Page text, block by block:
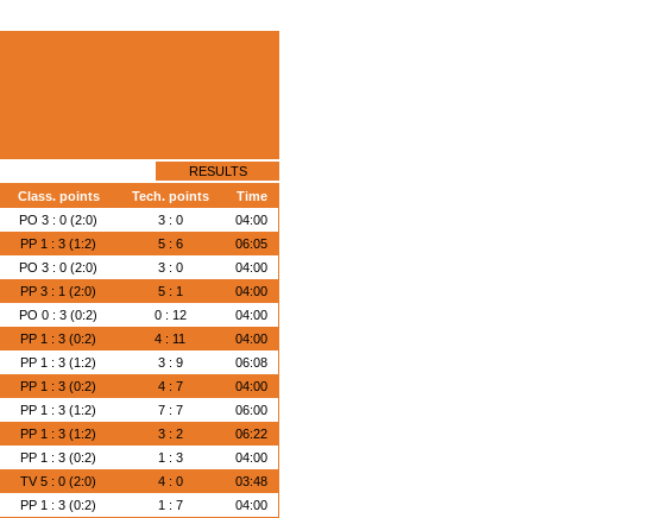
RESULTS
Class. points Tech. points
Time
PO 3 : 0 (2:0) 3 : 0
04:00
PP 1 : 3 (1:2) 5 : 6
06:05
PO 3 : 0 (2:0) 3 : 0
04:00
PP 3 : 1 (2:0) 5 : 1
04:00
PO 0 : 3 (0:2) 0 : 12
04:00
PP 1 : 3 (0:2) 4 : 11
04:00
PP 1 : 3 (1:2) 3 : 9
06:08
PP 1 : 3 (0:2) 4 : 7
04:00
PP 1 : 3 (1:2) 7 : 7
06:00
PP 1 : 3 (1:2) 3 : 2
06:22
PP 1 : 3 (0:2) 1 : 3
04:00
TV 5 : 0 (2:0) 4 : 0
03:48
PP 1 : 3 (0:2) 1 : 7
04:00